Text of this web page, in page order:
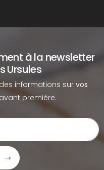
à la newsletter
Ursules
informations sur vos
première.